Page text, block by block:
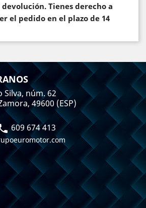
Tienes derecho a
el pedido en el plazo de 14
Silva, núm. 62
49600 (ESP)
609 674 413